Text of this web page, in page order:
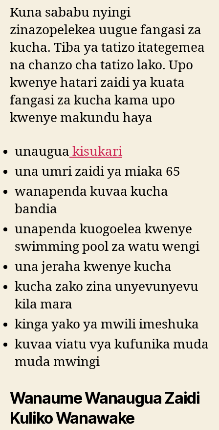
Kuna sababu nyingi
zinazopelekea uugue fangasi za
kucha. Tiba ya tatizo itategemea
na chanzo cha tatizo lako. Upo
kwenye hatari zaidi ya kuata
fangasi za kucha kama upo
kwenye makundu haya
unaugua kisukari
una umri zaidi ya miaka 65
wanapenda kuvaa kucha
bandia
unapenda kuogoelea kwenye
swimming pool za watu wengi
una jeraha kwenye kucha
kucha zako zina unyevunyevu
kila mara
kinga yako ya mwili imeshuka
kuvaa viatu vya kufunika muda
muda mwingi
Wanaume Wanaugua Zaidi
Kuliko Wanawake